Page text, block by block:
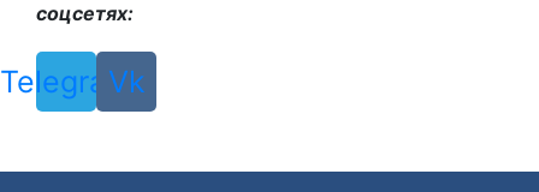
соцсетях:
Telegram
Vk